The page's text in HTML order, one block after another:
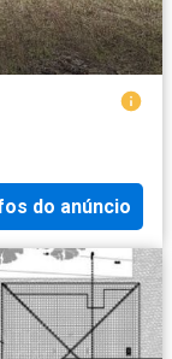
do anúncio